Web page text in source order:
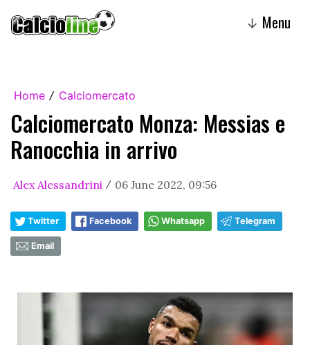
↓ Menu
Home / Calciomercato
Calciomercato Monza: Messias e
Ranocchia in arrivo
Alex Alessandrini / 06 June 2022, 09:56
Twitter Facebook Whatsapp Telegram
Email